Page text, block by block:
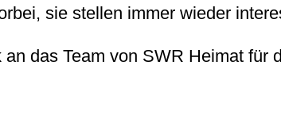
sie stellen immer wieder
das Team von SWR Heimat für